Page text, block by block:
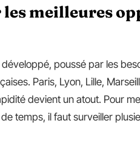
les meilleures
développé, poussé par les
Paris, Lyon, Lille,
devient un atout. Pour
temps, il faut surveiller